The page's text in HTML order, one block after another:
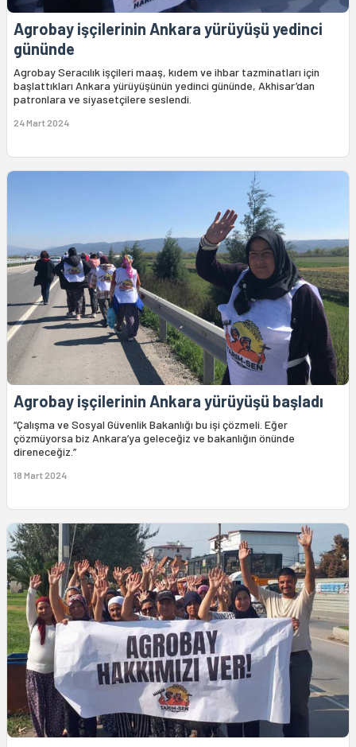
Agrobay işçilerinin Ankara yürüyüşü yedinci
gününde
Agrobay Seracılık işçileri maaş, kıdem ve ihbar tazminatları için
başlattıkları Ankara yürüyüşünün yedinci gününde, Akhisar’dan
patronlara ve siyasetçilere seslendi.
24 Mart 2024
Agrobay işçilerinin Ankara yürüyüşü başladı
“Çalışma ve Sosyal Güvenlik Bakanlığı bu işi çözmeli. Eğer
çözmüyorsa biz Ankara’ya geleceğiz ve bakanlığın önünde
direneceğiz.”
18 Mart 2024